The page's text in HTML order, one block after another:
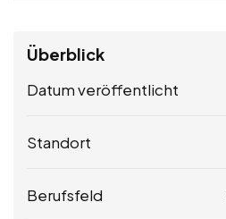
Überblick
Datum veröffentlicht
Standort
Berufsfeld